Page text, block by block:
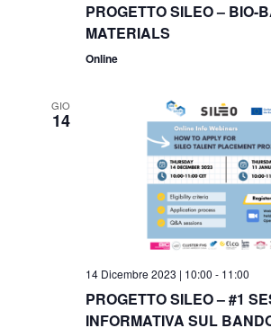
PROGETTO SILEO – BIO-
MATERIALS
Online
GIO
14
14 Dicembre 2023 | 10:00 - 11:00
PROGETTO SILEO – #1
INFORMATIVA SUL